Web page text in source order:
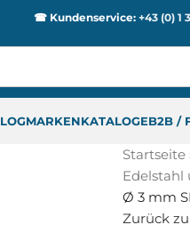
☎ Kundenservice:+43 (0) 1
MARKENKATALOGEB2B /
Startseite
Edelstahl
Ø 3 mm
Zurück